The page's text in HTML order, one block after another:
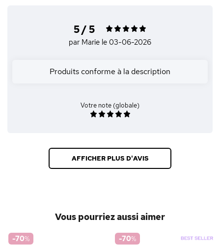
5 / 5
par Marie le 03-06-2026
Produits conforme à la description
Votre note (globale)
AFFICHER PLUS D'AVIS
Vous pourriez aussi aimer
-70% -70%